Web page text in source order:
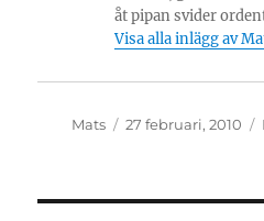
åt pipan svider
Visa alla inlägg av
Författare
Mats
Publicerat
27 februari, 2010